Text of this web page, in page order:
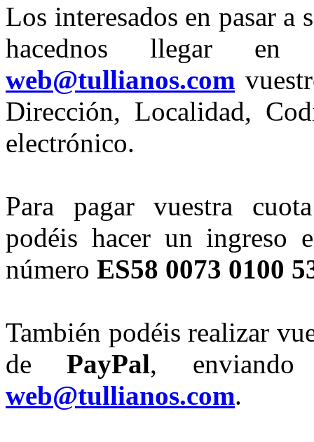
Los interesados en pasar a
hacednos llegar
web@tullianos.com
Dirección, Localidad,
electrónico.
Para pagar vuestra
podéis hacer un ingreso
número ES58 0073 0100
También podéis realizar
dePayPal,
web@tullianos.com.